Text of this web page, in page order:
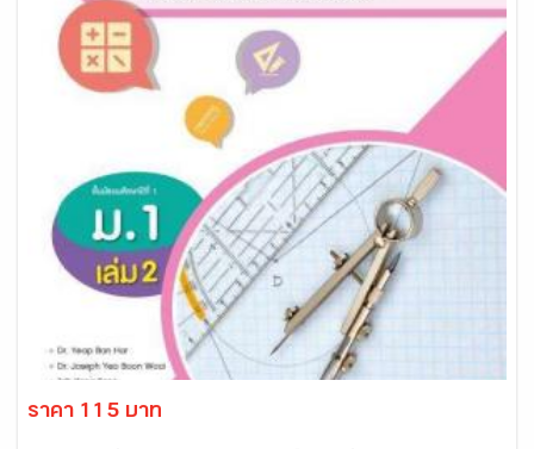
ราคา 115 บาท